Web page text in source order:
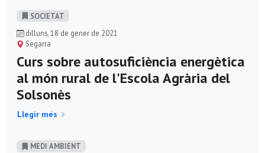
SOCIETAT
dilluns, 18 de gener de 2021
Segarra
Curs sobre autosuficiència energètica
al món rural de l'Escola Agrària del
Solsonès
Llegir més
MEDI AMBIENT